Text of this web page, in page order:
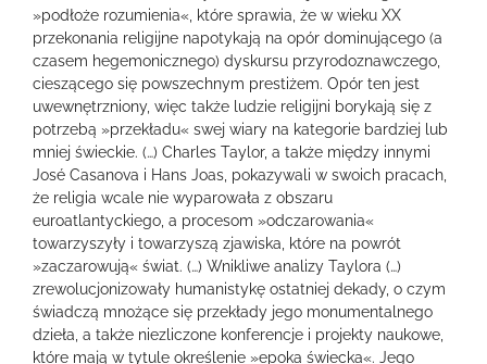
»podłoże rozumienia«, które sprawia, że w wieku XX
przekonania religijne napotykają na opór dominującego (a
czasem hegemonicznego) dyskursu przyrodoznawczego,
cieszącego się powszechnym prestiżem. Opór ten jest
uwewnętrzniony, więc także ludzie religijni borykają się z
potrzebą »przekładu« swej wiary na kategorie bardziej lub
mniej świeckie. (…) Charles Taylor, a także między innymi
José Casanova i Hans Joas, pokazywali w swoich pracach,
że religia wcale nie wyparowała z obszaru
euroatlantyckiego, a procesom »odczarowania«
towarzyszyły i towarzyszą zjawiska, które na powrót
»zaczarowują« świat. (…) Wnikliwe analizy Taylora (…)
zrewolucjonizowały humanistykę ostatniej dekady, o czym
świadczą mnożące się przekłady jego monumentalnego
dzieła, a także niezliczone konferencje i projekty naukowe,
które mają w tytule określenie »epoka świecka«. Jego